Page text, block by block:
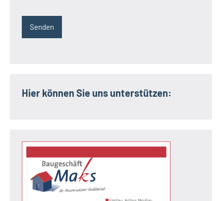
Hier können Sie uns unterstützen: